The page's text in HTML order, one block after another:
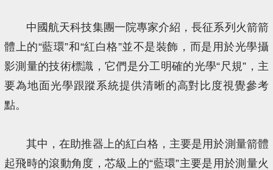
中國航天科技集團一院專家介紹，長征系列火箭箭
體上的“藍環”和“紅白格”並不是裝飾，而是用於光學攝
影測量的技術標識，它們是分工明確的光學“尺規”，主
要為地面光學跟蹤系統提供清晰的高對比度視覺參考
點。
其中，在助推器上的紅白格，主要是用於測量箭體
起飛時的滾動角度，芯級上的“藍環”主要是用於測量火